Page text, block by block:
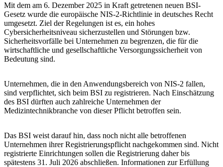
Mit dem am 6. Dezember 2025 in Kraft getretenen neuen BSI-
Gesetz wurde die europäische NIS-2-Richtlinie in deutsches Recht
umgesetzt. Ziel der Regelungen ist es, ein hohes
Cybersicherheitsniveau sicherzustellen und Störungen bzw.
Sicherheitsvorfälle bei Unternehmen zu begrenzen, die für die
wirtschaftliche und gesellschaftliche Versorgungssicherheit von
Bedeutung sind.
Unternehmen, die in den Anwendungsbereich von NIS-2 fallen,
sind verpflichtet, sich beim BSI zu registrieren. Nach Einschätzung
des BSI dürften auch zahlreiche Unternehmen der
Medizintechnikbranche von dieser Pflicht betroffen sein.
Das BSI weist darauf hin, dass noch nicht alle betroffenen
Unternehmen ihrer Registrierungspflicht nachgekommen sind. Nicht
registrierte Einrichtungen sollen die Registrierung daher bis
spätestens 31. Juli 2026 abschließen. Informationen zur Erfüllung